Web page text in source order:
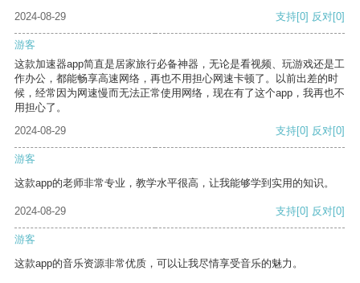
2024-08-29 支持[0] 反对[0]
游客
这款加速器app简直是居家旅行必备神器，无论是看视频、玩游戏还是工
作办公，都能畅享高速网络，再也不用担心网速卡顿了。以前出差的时
候，经常因为网速慢而无法正常使用网络，现在有了这个app，我再也不
用担心了。
2024-08-29
支持[0] 反对[0]
游客
这款app的老师非常专业，教学水平很高，让我能够学到实用的知识。
2024-08-29 支持[0] 反对[0]
游客
这款app的音乐资源非常优质，可以让我尽情享受音乐的魅力。